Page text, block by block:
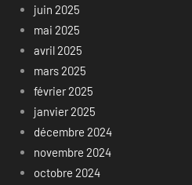
juin 2025
mai 2025
avril 2025
mars 2025
février 2025
janvier 2025
décembre 2024
novembre 2024
octobre 2024